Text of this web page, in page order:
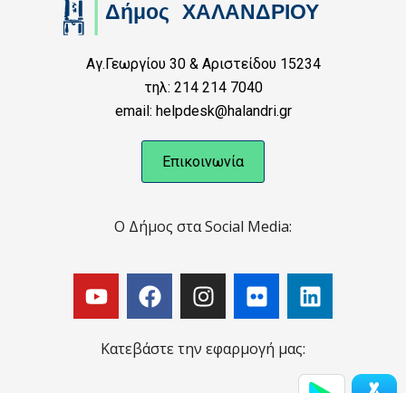
Αγ.Γεωργίου 30 & Αριστείδου 15234
τηλ: 214 214 7040
email: helpdesk@halandri.gr
Επικοινωνία
Ο Δήμος στα Social Media:
Κατεβάστε την εφαρμογή μας: